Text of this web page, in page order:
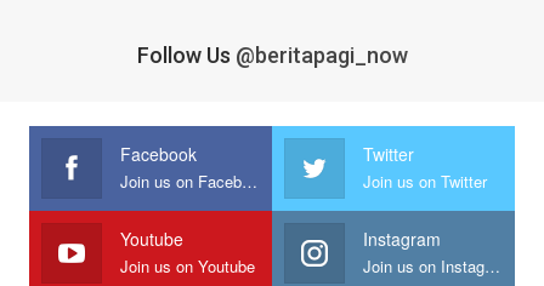
Follow Us @beritapagi_now
Facebook
Join us on Facebook
Twitter
Join us on Twitter
Youtube
Join us on Youtube
Instagram
Join us on Instagram